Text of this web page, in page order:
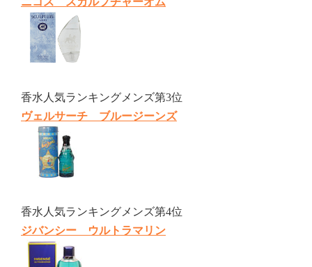
香水人気ランキングメンズ第3位
ヴェルサーチ ブルージーンズ
香水人気ランキングメンズ第4位
ジバンシー ウルトラマリン